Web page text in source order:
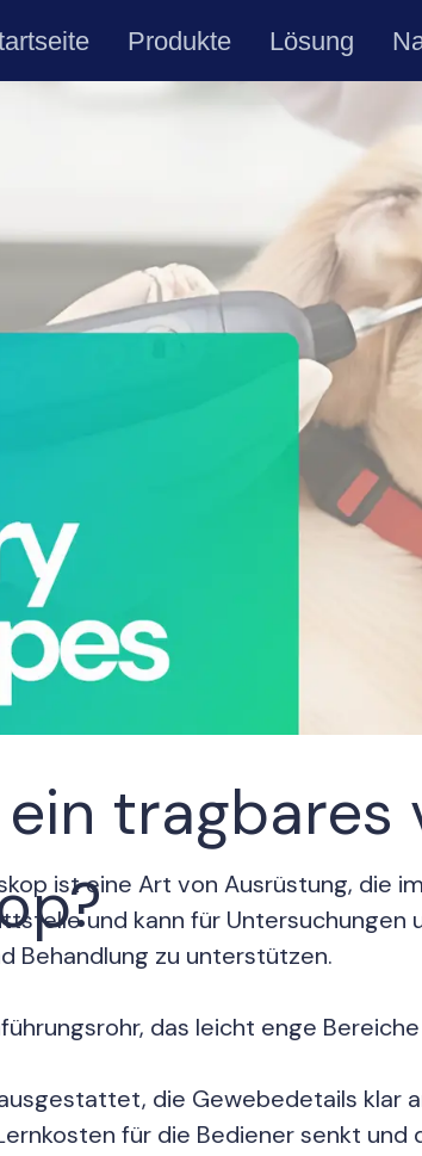
Produkte Lösung
ist eine Art von Ausrüstung, die
und kann für
Behandlung zu unterstützen.
das leicht enge
die Gewebedetails klar
für die Bediener senkt und